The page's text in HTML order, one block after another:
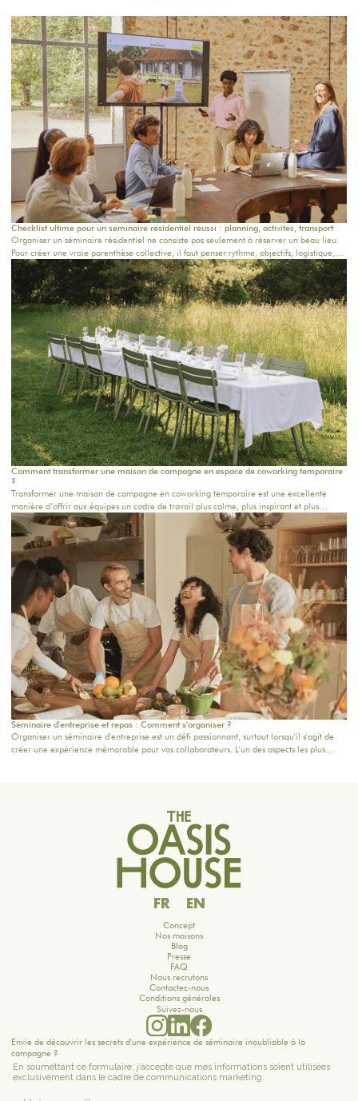
Checklist ultime pour un séminaire résidentiel réussi : planning, activités, transport
Organiser un séminaire résidentiel ne consiste pas seulement à réserver un beau lieu.
Pour créer une vraie parenthèse collective, il faut penser rythme, objectifs, logistique,
confort, repas, activités et temps informels. Que vous prépariez un séminaire entreprise
en Île-de-France, un team building près de Paris ou une retraite bien-être dans une
maison de campagne proche Paris, cette checklist vous aide à structurer chaque étape.
Chez Oasis House, nous croyons qu’un séjour réussi naît d’un équilibre simple : un
cadre inspirant, une organisation fluide et des moments humains qui restent.
Comment transformer une maison de campagne en espace de coworking temporaire
?
Transformer une maison de campagne en coworking temporaire est une excellente
manière d’offrir aux équipes un cadre de travail plus calme, plus inspirant et plus
humain. Loin du bureau classique, ce format permet de réunir les collaborateurs dans
un lieu chaleureux, propice à la concentration, aux échanges et à la créativité. Pour une
journée d’équipe, un séminaire résidentiel proche de Paris ou une retraite de plusieurs
jours, chaque détail compte.
Séminaire d'entreprise et repas : Comment s'organiser ?
Organiser un séminaire d'entreprise est un défi passionnant, surtout lorsqu'il s'agit de
créer une expérience mémorable pour vos collaborateurs. L'un des aspects les plus
FR EN
Concept
Nos maisons
Blog
Presse
FAQ
Nous recrutons
Contactez-nous
Conditions générales
Suivez-nous
Envie de découvrir les secrets d'une expérience de séminaire inoubliable à la
campagne ?